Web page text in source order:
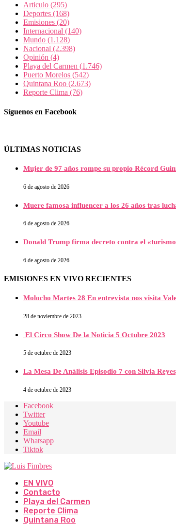
Articulo (295)
Deportes (168)
Emisiones (20)
Internacional (140)
Mundo (1.128)
Nacional (2.398)
Opinión (4)
Playa del Carmen (1.746)
Puerto Morelos (542)
Quintana Roo (2.673)
Reporte Clima (76)
Síguenos en Facebook
ÚLTIMAS NOTICIAS
Mujer de 97 años rompe su propio Récord
6 de agosto de 2026
Muere famosa influencer a los 26 años tras
6 de agosto de 2026
Donald Trump firma decreto contra el
6 de agosto de 2026
EMISIONES EN VIVO RECIENTES
Molocho Martes 28 En entrevista nos visita
28 de noviembre de 2023
El Circo Show De la Noticia 5 Octubre 2023
5 de octubre de 2023
La Mesa De Análisis Episodio 7 con Silvia
4 de octubre de 2023
Facebook
Twitter
Youtube
Email
Whatsapp
Tiktok
EN VIVO
Contacto
Playa del Carmen
Reporte Clima
Quintana Roo